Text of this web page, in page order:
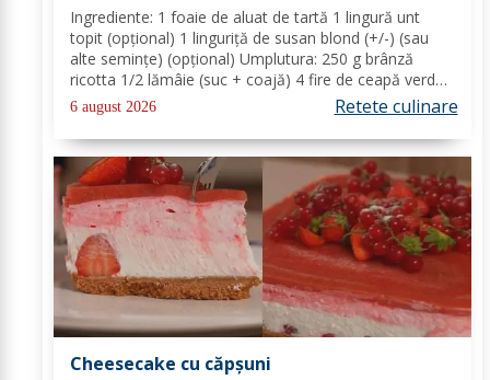
Ingrediente: 1 foaie de aluat de tartă 1 lingură unt
topit (opțional) 1 linguriță de susan blond (+/-) (sau
alte semințe) (opțional) Umplutura: 250 g brânză
ricotta 1/2 lămâie (suc + coajă) 4 fire de ceapă verde
(+/-) piper Toppinguri: 1 castravete 80 gr somon
afumat 1 linguriță semințe de susan...
6 august 2026 Retete culinare
Cheesecake cu căpșuni